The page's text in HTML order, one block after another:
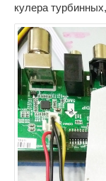
кулера